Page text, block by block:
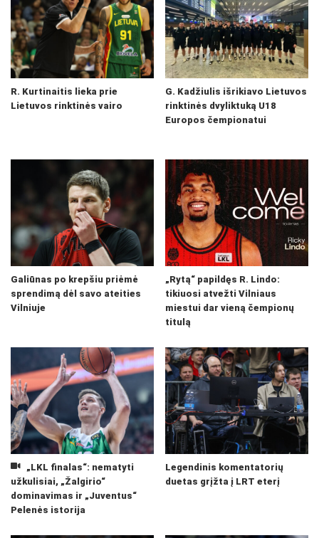
R. Kurtinaitis lieka prie
Lietuvos rinktinės vairo
G. Kadžiulis išrikiavo Lietuvos
rinktinės dvyliktuką U18
Europos čempionatui
Galiūnas po krepšiu priėmė
sprendimą dėl savo ateities
Vilniuje
„Rytą“ papildęs R. Lindo:
tikiuosi atvežti Vilniaus
miestui dar vieną čempionų
titulą
„LKL finalas“: nematyti
užkulisiai, „Žalgirio“
dominavimas ir „Juventus“
Pelenės istorija
Legendinis komentatorių
duetas grįžta į LRT eterį